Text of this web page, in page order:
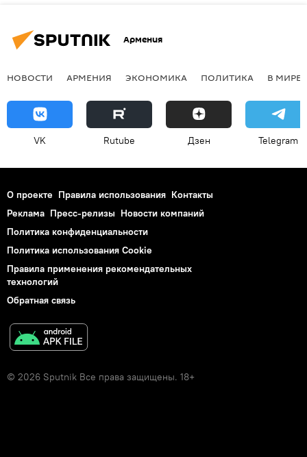
Армения
НОВОСТИ АРМЕНИЯ ЭКОНОМИКА ПОЛИТИКА В МИРЕ
VK Rutube Дзен Telegram
О проекте Правила использования Контакты
Реклама Пресс-релизы Новости компаний
Политика конфиденциальности
Политика использования Cookie
Правила применения рекомендательных
технологий
Обратная связь
© 2026 Sputnik Все права защищены. 18+